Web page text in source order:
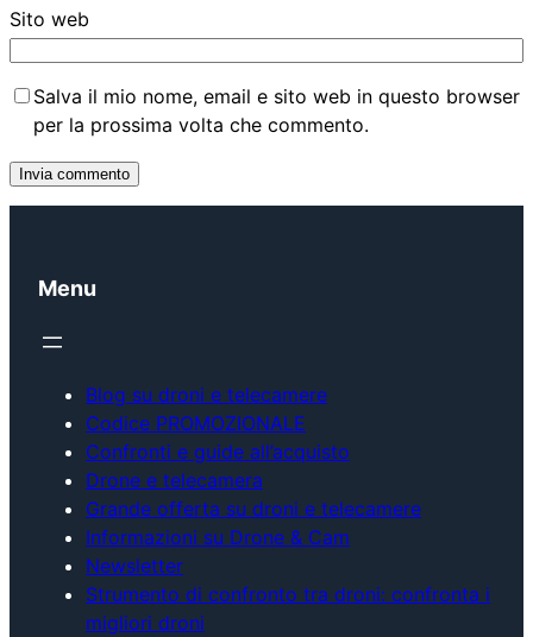
Sito web
Salva il mio nome, email e sito web in questo browser
per la prossima volta che commento.
Menu
Blog su droni e telecamere
Codice PROMOZIONALE
Confronti e guide all’acquisto
Drone e telecamera
Grande offerta su droni e telecamere
Informazioni su Drone & Cam
Newsletter
Strumento di confronto tra droni: confronta i
migliori droni